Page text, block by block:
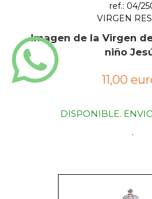
ref.: 04/
VIRGEN
Imagen de la Virgen
niño
11,00
DISPONIBLE.
.